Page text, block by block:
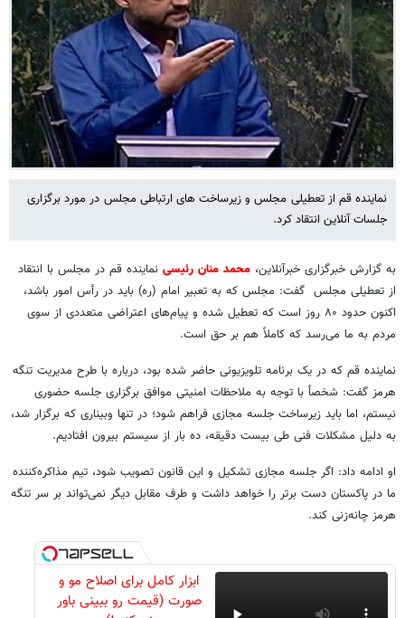
نماینده قم از تعطیلی مجلس و زیرساخت های ارتباطی مجلس در مورد برگزاری
جلسات آنلاین انتقاد کرد.
به گزارش خبرگزاری خبرآنلاین، محمد منان رئیسی نماینده قم در مجلس با انتقاد
از تعطیلی مجلس گفت: مجلس که به تعبیر امام (ره) باید در رأس امور باشد،
اکنون حدود ۸۰ روز است که تعطیل شده و پیام‌های اعتراضی متعددی از سوی
مردم به ما می‌رسد که کاملاً هم بر حق است.
نماینده قم که در یک برنامه تلویزیونی حاضر شده بود، درباره با طرح مدیریت تنگه
هرمز گفت: شخصاً با توجه به ملاحظات امنیتی موافق برگزاری جلسه حضوری
نیستم، اما باید زیرساخت جلسه مجازی فراهم شود؛ در تنها وبیناری که برگزار شد،
به دلیل مشکلات فنی طی بیست دقیقه، ده بار از سیستم بیرون افتادیم.
او ادامه داد: اگر جلسه مجازی تشکیل و این قانون تصویب شود، تیم مذاکره‌کننده
ما در پاکستان دست برتر را خواهد داشت و طرف مقابل دیگر نمی‌تواند بر سر تنگه
هرمز چانه‌زنی کند.
ابزار کامل برای اصلاح مو و
صورت (قیمت رو ببینی باور